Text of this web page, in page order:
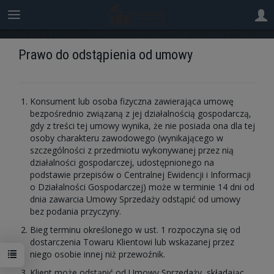
Prawo do odstąpienia od umowy
Konsument lub osoba fizyczna zawierająca umowę
bezpośrednio związaną z jej działalnością gospodarczą,
gdy z treści tej umowy wynika, że nie posiada ona dla tej
osoby charakteru zawodowego (wynikającego w
szczególności z przedmiotu wykonywanej przez nią
działalności gospodarczej, udostępnionego na
podstawie przepisów o Centralnej Ewidencji i Informacji
o Działalności Gospodarczej) może w terminie 14 dni od
dnia zawarcia Umowy Sprzedaży odstąpić od umowy
bez podania przyczyny.
Bieg terminu określonego w ust. 1 rozpoczyna się od
dostarczenia Towaru Klientowi lub wskazanej przez
niego osobie innej niż przewoźnik.